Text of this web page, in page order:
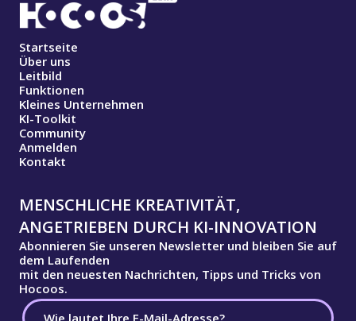
Startseite
Über uns
Leitbild
Funktionen
Kleines Unternehmen
KI-Toolkit
Community
Anmelden
Kontakt
MENSCHLICHE KREATIVITÄT,
ANGETRIEBEN DURCH KI-INNOVATION
Abonnieren Sie unseren Newsletter und bleiben Sie auf
dem Laufenden
mit den neuesten Nachrichten, Tipps und Tricks von
Hocoos.